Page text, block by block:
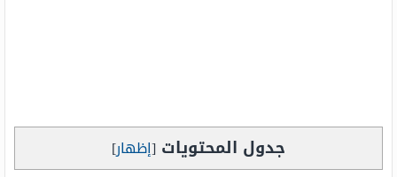
جدول المحتويات [إظهار]